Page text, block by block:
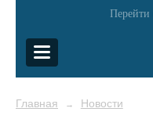
Главная → Новости